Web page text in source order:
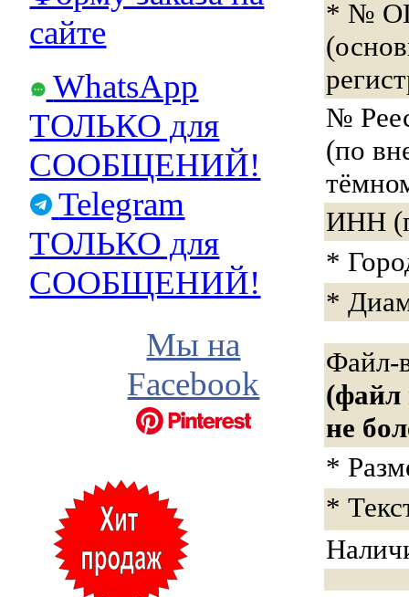
сайте
WhatsApp
ТОЛЬКО для
СООБЩЕНИЙ!
Telegram
ТОЛЬКО для
СООБЩЕНИЙ!
Мы на
Facebook
* №
№
(по
ИНН
*
*
Файл-
(файл
не
*
*